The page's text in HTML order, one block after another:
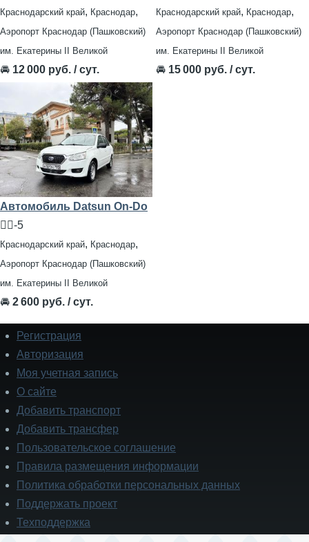
Краснодарский край, Краснодар,
Аэропорт Краснодар (Пашковский)
им. Екатерины II Великой
🚘 12 000 руб. / сут.
Краснодарский край, Краснодар,
Аэропорт Краснодар (Пашковский)
им. Екатерины II Великой
🚘 15 000 руб. / сут.
Автомобиль Datsun On-Do
🧍‍♂️-5
Краснодарский край, Краснодар,
Аэропорт Краснодар (Пашковский)
им. Екатерины II Великой
🚘 2 600 руб. / сут.
Подвал
Регистрация
Авторизация
Моя учетная запись
О сайте
Добавить транспорт
Добавить трансфер
Пользовательское соглашение
Правила размещения информации
Политика обработки персональных данных
Поддержать проект
Техподдержка